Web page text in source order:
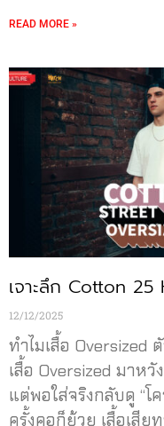
READ MORE »
เจาะลึก Cotton 25
12/12/2025
ทำไมเสื้อ Oversized
เสื้อ Oversized มาหวั
แต่พอใส่จริงกลับดู “โ
ครั้งคอก็ย้วย เสื้อเสีย